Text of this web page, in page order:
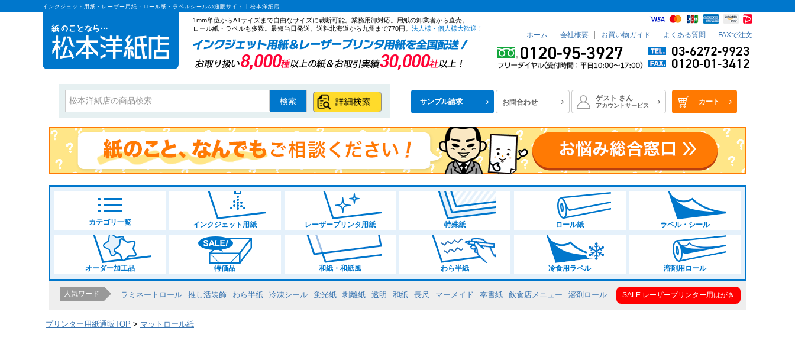
インクジェット用紙・レーザー用紙・ロール紙・ラベルシールの通販サイト | 松本洋紙店
1mm単位からA1サイズまで自由なサイズに裁断可能。業務用卸対応。用紙の卸業者から直売。
ロール紙・ラベルも多数。最短当日発送。送料北海道から九州まで770円。 法人様・個人様大歓迎！
ホーム 会社概要 お買い物ガイド よくある質問 FAXで注文
サンプル請求 お問合わせ ゲスト さん
アカウントサービス カート
検索
カテゴリ一覧 インクジェット用紙 レーザープリンタ用紙 特殊紙 ロール紙 ラベル・シール
オーダー加工品 特価品 和紙・和紙風 わら半紙 冷食用ラベル 溶剤用ロール
人気ワード ラミネートロール 推し活装飾 わら半紙 冷凍シール 蛍光紙 剥離紙 透明 和紙 長尺 マーメイド 奉書紙 飲食店メニュー 溶剤ロール SALE レーザープリンター用はがき
プリンター用紙通販TOP マットロール紙